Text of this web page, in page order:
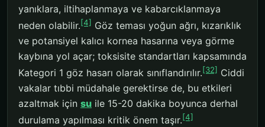
yanıklara, iltihaplanmaya ve kabarcıklanmaya
neden olabilir.[4] Göz teması yoğun ağrı, kızarıklık
ve potansiyel kalıcı kornea hasarına veya görme
kaybına yol açar; toksisite standartları kapsamında
Kategori 1 göz hasarı olarak sınıflandırılır.[32] Ciddi
vakalar tıbbi müdahale gerektirse de, bu etkileri
azaltmak için su ile 15-20 dakika boyunca derhal
durulama yapılması kritik önem taşır.[4]